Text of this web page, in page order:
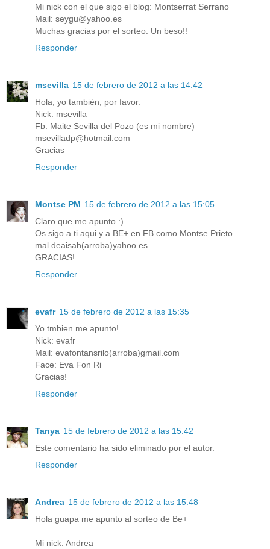
Mi nick con el que sigo el blog: Montserrat Serrano
Mail: seygu@yahoo.es
Muchas gracias por el sorteo. Un beso!!
Responder
msevilla 15 de febrero de 2012 a las 14:42
Hola, yo también, por favor.
Nick: msevilla
Fb: Maite Sevilla del Pozo (es mi nombre)
msevilladp@hotmail.com
Gracias
Responder
Montse PM 15 de febrero de 2012 a las 15:05
Claro que me apunto :)
Os sigo a ti aqui y a BE+ en FB como Montse Prieto
mal deaisah(arroba)yahoo.es
GRACIAS!
Responder
evafr 15 de febrero de 2012 a las 15:35
Yo tmbien me apunto!
Nick: evafr
Mail: evafontansrilo(arroba)gmail.com
Face: Eva Fon Ri
Gracias!
Responder
Tanya 15 de febrero de 2012 a las 15:42
Este comentario ha sido eliminado por el autor.
Responder
Andrea 15 de febrero de 2012 a las 15:48
Hola guapa me apunto al sorteo de Be+
Mi nick: Andrea